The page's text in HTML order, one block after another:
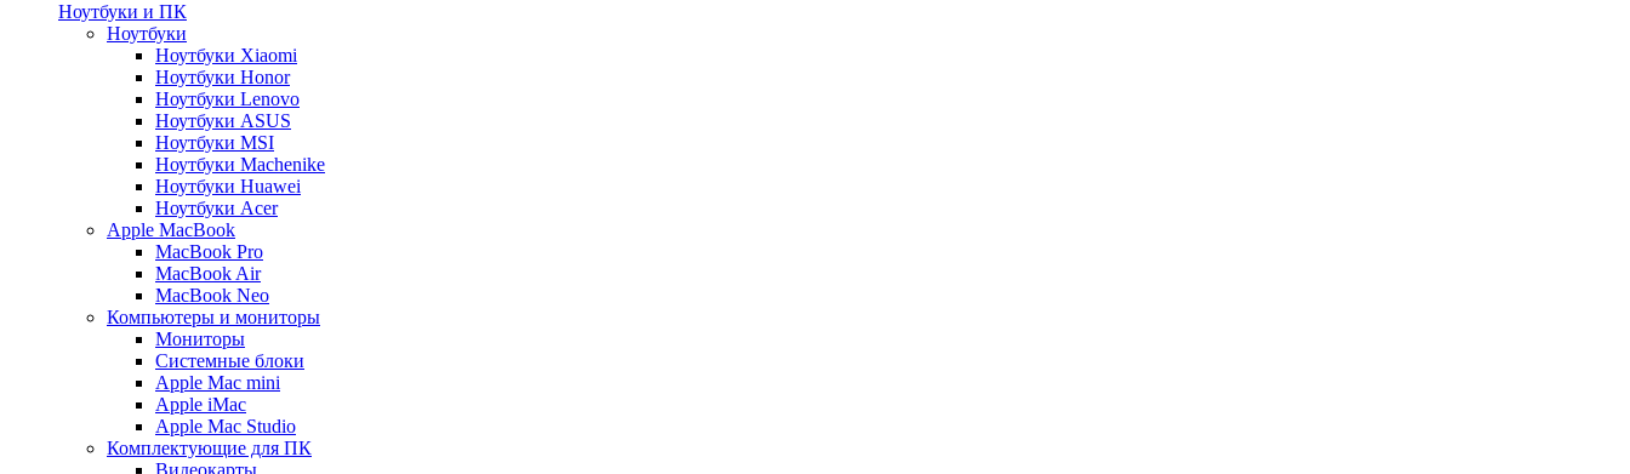
Ноутбуки и ПК
Ноутбуки
Ноутбуки Xiaomi
Ноутбуки Honor
Ноутбуки Lenovo
Ноутбуки ASUS
Ноутбуки MSI
Ноутбуки Machenike
Ноутбуки Huawei
Ноутбуки Acer
Apple MacBook
MacBook Pro
MacBook Air
MacBook Neo
Компьютеры и мониторы
Мониторы
Системные блоки
Apple Mac mini
Apple iMac
Apple Mac Studio
Комплектующие для ПК
Видеокарты